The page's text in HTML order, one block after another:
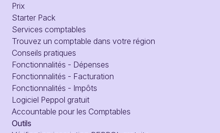
Prix
Starter Pack
Services comptables
Trouvez un comptable dans votre région
Conseils pratiques
Fonctionnalités - Dépenses
Fonctionnalités - Facturation
Fonctionnalités - Impôts
Logiciel Peppol gratuit
Accountable pour les Comptables
Outils